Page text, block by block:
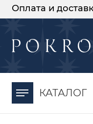
Оплата и
КАТАЛОГ
-30%
момента оплаты